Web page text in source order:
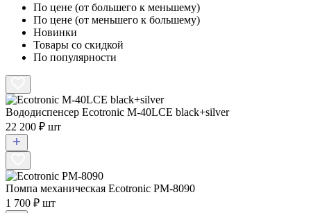
По цене (от большего к меньшему)
По цене (от меньшего к большему)
Новинки
Товары со скидкой
По популярности
Вододиспенсер Ecotronic M-40LCE black+silver
22 200 ₽ шт
Помпа механическая Ecotronic PM-8090
1 700 ₽ шт